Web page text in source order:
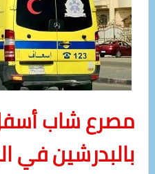
مصرع شاب
بالبدرشين في